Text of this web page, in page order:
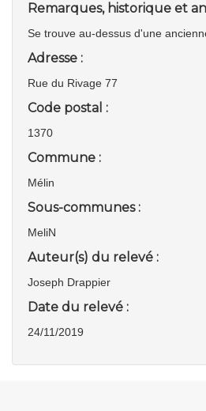
Remarques, historique et
Se trouve au-dessus d'une
Adresse :
Rue du Rivage 77
Code postal :
1370
Commune :
Mélin
Sous-communes :
MeliN
Auteur(s) du relevé :
Joseph Drappier
Date du relevé :
24/11/2019